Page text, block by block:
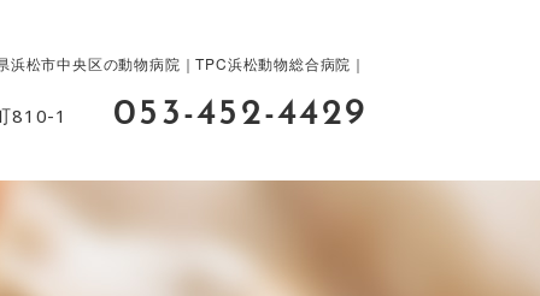
浜松市中央区の動物病院｜TPC浜松動物総合病院｜
810-1 053-452-4429